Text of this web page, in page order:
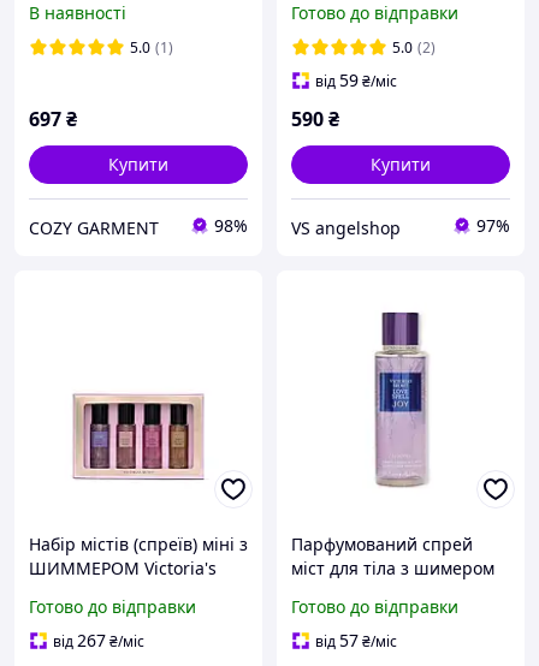
250 мл
В наявності
5.0 (1)
697₴
Купити
COZY GARMENT 98%
Spiced Vanilla Creme Hair
& Body Mist.
Готово до відправки
5.0 (2)
від59₴/міс
590₴
Купити
VS angelshop 97%
Набір містів (спреїв) міні з
ШИММЕРОМ Victoria's
Готово до відправки
від267₴/міс
Парфумований спрей
міст для тіла з шимером
Mist Victoria's Secret
оригінал
Готово до відправки
від57₴/міс